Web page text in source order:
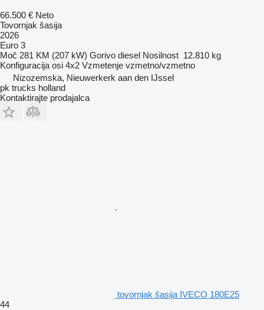
66.500 € Neto
Tovornjak šasija
2026
Euro 3
Moč 281 KM (207 kW) Gorivo diesel Nosilnost 12.810 kg
Konfiguracija osi 4x2 Vzmetenje vzmetno/vzmetno
Nizozemska, Nieuwerkerk aan den IJssel
pk trucks holland
Kontaktirajte prodajalca
tovornjak šasija IVECO 180E25
44